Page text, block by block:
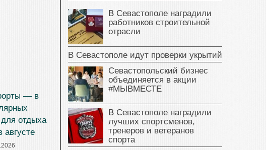
— в
отдыха
августе
В Севастополе наградили
работников строительной
отрасли
В Севастополе идут проверки укрытий
Севастопольский бизнес
объединяется в акции
#МЫВМЕСТЕ
В Севастополе наградили
лучших спортсменов,
тренеров и ветеранов
спорта